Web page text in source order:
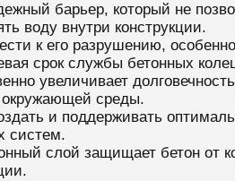
барьер, который не
воду внутри конструкции.
к его разрушению,
срок службы бетонных
увеличивает
окружающей среды.
и поддерживать
систем.
слой защищает бетон от